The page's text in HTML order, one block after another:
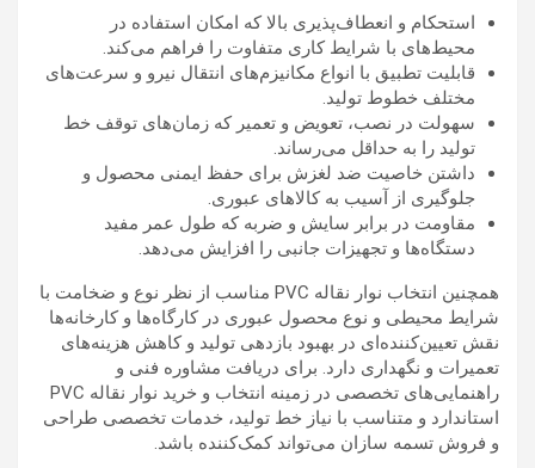
استحکام و انعطاف‌پذیری بالا که امکان استفاده در
محیط‌های با شرایط کاری متفاوت را فراهم می‌کند.
قابلیت تطبیق با انواع مکانیزم‌های انتقال نیرو و سرعت‌های
مختلف خطوط تولید.
سهولت در نصب، تعویض و تعمیر که زمان‌های توقف خط
تولید را به حداقل می‌رساند.
داشتن خاصیت ضد لغزش برای حفظ ایمنی محصول و
جلوگیری از آسیب به کالاهای عبوری.
مقاومت در برابر سایش و ضربه که طول عمر مفید
دستگاه‌ها و تجهیزات جانبی را افزایش می‌دهد.
همچنین انتخاب نوار نقاله PVC مناسب از نظر نوع و ضخامت با
شرایط محیطی و نوع محصول عبوری در کارگاه‌ها و کارخانه‌ها
نقش تعیین‌کننده‌ای در بهبود بازدهی تولید و کاهش هزینه‌های
تعمیرات و نگهداری دارد. برای دریافت مشاوره فنی و
راهنمایی‌های تخصصی در زمینه انتخاب و خرید نوار نقاله PVC
استاندارد و متناسب با نیاز خط تولید، خدمات تخصصی طراحی
و فروش تسمه سازان می‌تواند کمک‌کننده باشد.